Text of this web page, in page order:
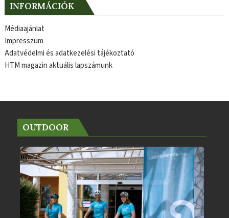
INFORMÁCIÓK
Médiaajánlat
Impresszum
Adatvédelmi és adatkezelési tájékoztató
HTM magazin aktuális lapszámunk
OUTDOOR